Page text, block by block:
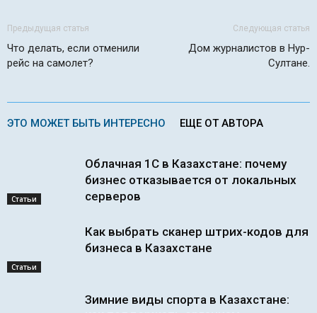
Предыдущая статья
Что делать, если отменили
рейс на самолет?
Следующая статья
Дом журналистов в Нур-
Султане.
ЭТО МОЖЕТ БЫТЬ ИНТЕРЕСНО ЕЩЕ ОТ АВТОРА
Статьи
Облачная 1С в Казахстане: почему
бизнес отказывается от локальных
серверов
Статьи
Как выбрать сканер штрих-кодов для
бизнеса в Казахстане
Зимние виды спорта в Казахстане: